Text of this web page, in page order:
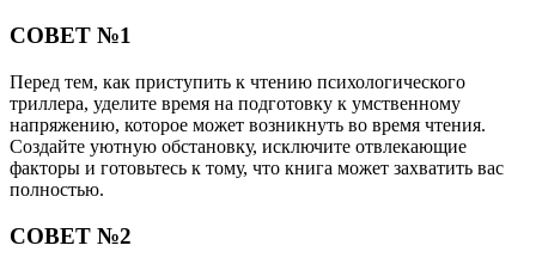
СОВЕТ №1
Перед тем, как приступить к чтению психологического
триллера, уделите время на подготовку к умственному
напряжению, которое может возникнуть во время чтения.
Создайте уютную обстановку, исключите отвлекающие
факторы и готовьтесь к тому, что книга может захватить вас
полностью.
СОВЕТ №2